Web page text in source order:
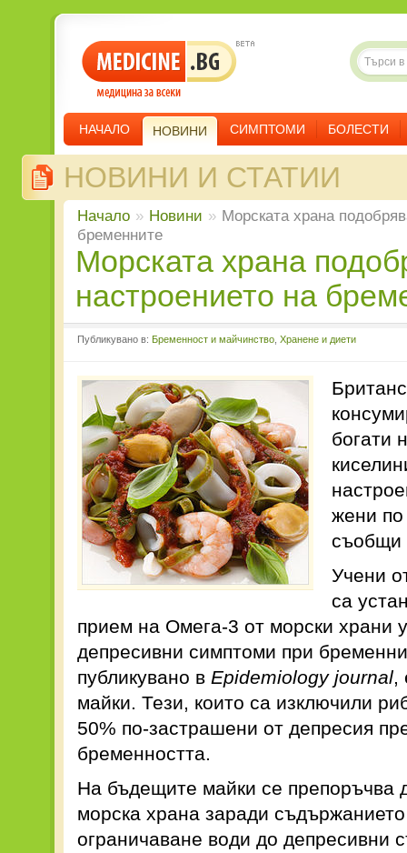
НАЧАЛО НОВИНИ СИМПТОМИ БОЛЕСТИ
НОВИНИ И СТАТИИ
Начало » Новини » Морската храна
бременните
Морската храна подобрява
настроението на
Публикувано в: Бременност и майчинство Хранене и диети
богати
жени
съобщи
Учени
са
прием на Омега-3 от морски храни
депресивни симптоми при
публикувано в Epidemiology journal,
майки. Тези, които са изключили
50% по-застрашени от депресия
бременността.
На бъдещите майки се препоръчва
морска храна заради
ограничаване води до депресивни